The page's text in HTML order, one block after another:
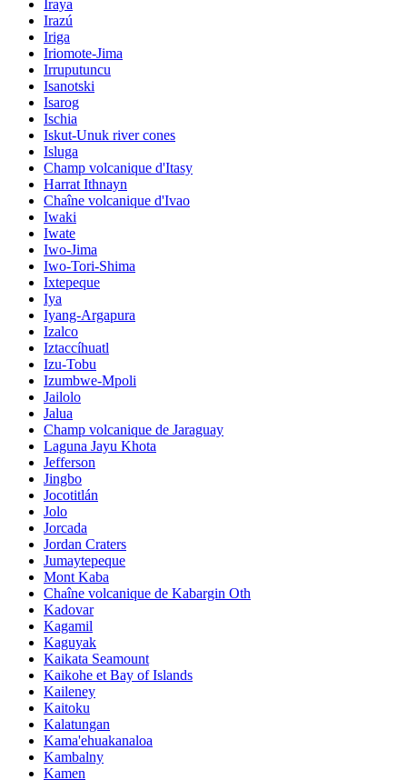
Iraya
Irazú
Iriga
Iriomote-Jima
Irruputuncu
Isanotski
Isarog
Ischia
Iskut-Unuk river cones
Isluga
Champ volcanique d'Itasy
Harrat Ithnayn
Chaîne volcanique d'Ivao
Iwaki
Iwate
Iwo-Jima
Iwo-Tori-Shima
Ixtepeque
Iya
Iyang-Argapura
Izalco
Iztaccíhuatl
Izu-Tobu
Izumbwe-Mpoli
Jailolo
Jalua
Champ volcanique de Jaraguay
Laguna Jayu Khota
Jefferson
Jingbo
Jocotitlán
Jolo
Jorcada
Jordan Craters
Jumaytepeque
Mont Kaba
Chaîne volcanique de Kabargin Oth
Kadovar
Kagamil
Kaguyak
Kaikata Seamount
Kaikohe et Bay of Islands
Kaileney
Kaitoku
Kalatungan
Kama'ehuakanaloa
Kambalny
Kamen